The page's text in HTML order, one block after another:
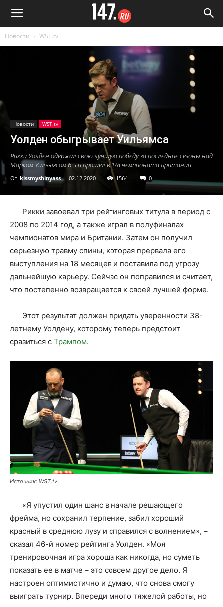
Новости WST.tv
Новости WST.tv
Уолден обыгрывает Уильямса
Рикки Уолден одержал свою лучшую победу за последние сезоны над
Марком Уильямсом 6:5 и прошел в 1/8 чемпионата Британии.
От kissmyshinyass - 02.12.2020 1564 0
Рикки завоевал три рейтинговых титула в период с
2008 по 2014 год, а также играл в полуфиналах
чемпионатов мира и Британии. Затем он получил
серьезную травму спины, которая прервала его
выступления на 18 месяцев и поставила под угрозу
дальнейшую карьеру. Сейчас он поправился и считает,
что постепенно возвращается к своей лучшей форме.
Этот результат должен придать уверенности 38-
летнему Уолдену, которому теперь предстоит
сразиться с Трампом.
Источник: WST.tv
«Я упустил один шанс в начале решающего
фрейма, но сохранил терпение, забил хороший
красный в среднюю лузу и справился с волнением», –
сказал 46-й номер рейтинга Уолден. «Моя
тренировочная игра хороша как никогда, но суметь
показать ее в матче – это совсем другое дело. Я
настроен оптимистично и думаю, что снова смогу
выиграть турнир. Впереди много тяжелой работы, но